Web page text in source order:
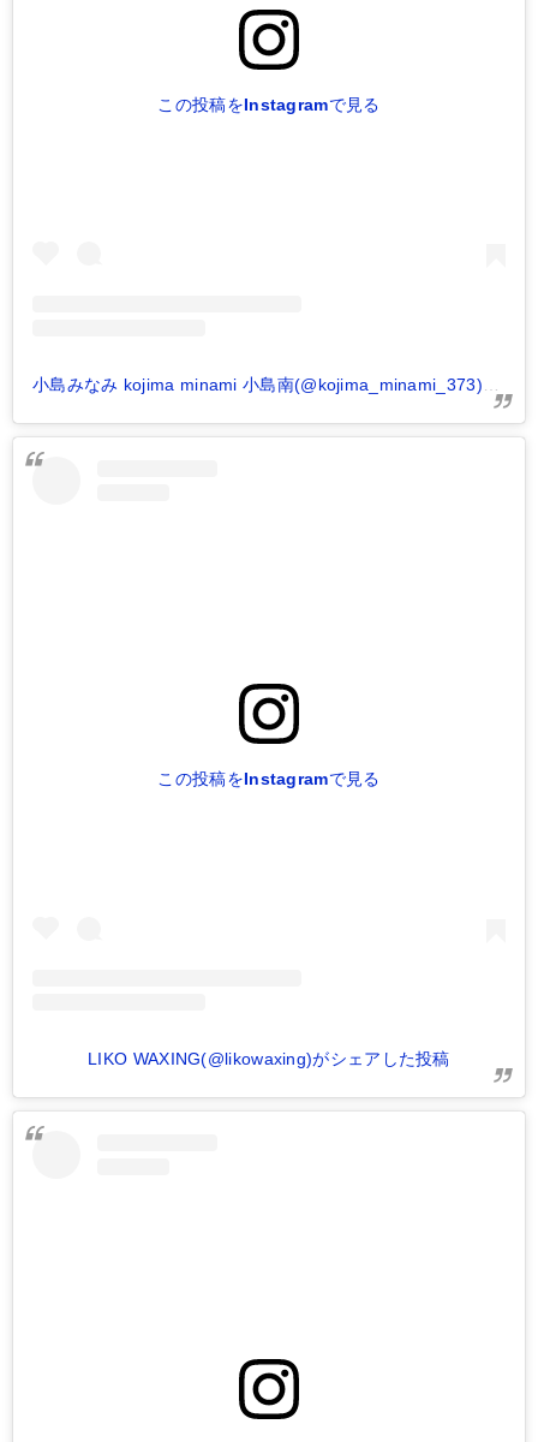
この投稿をInstagramで見る
この投稿をInstagramで見る
LIKO WAXING(@likowaxing)がシェアした投稿